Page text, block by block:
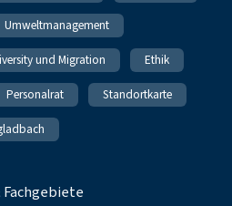
Umweltmanagement
und Migration Ethik
Personalrat Standortkarte